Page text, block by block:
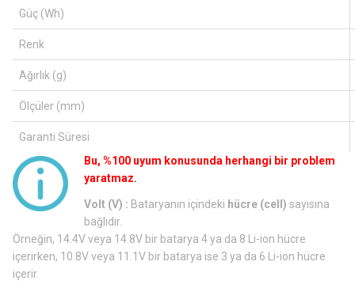
Güç (Wh)
Renk
Ağırlık (g)
Ölçüler (mm)
Garanti Süresi
Bu, %100 uyum konusunda herhangi bir problem
yaratmaz.
Volt (V) : Bataryanın içindeki hücre (cell) sayısına
bağlıdır.
Örneğin, 14.4V veya 14.8V bir batarya 4 ya da 8 Li-ion hücre
içerirken, 10.8V veya 11.1V bir batarya ise 3 ya da 6 Li-ion hücre
içerir.